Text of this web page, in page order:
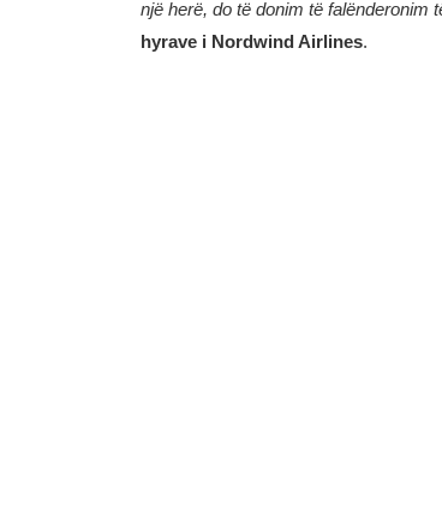
një herë, do të donim të falënderonim
hyrave i Nordwind Airlines.